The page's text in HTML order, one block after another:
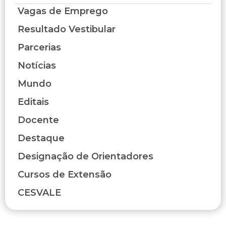
Vagas de Emprego
Resultado Vestibular
Parcerias
Notícias
Mundo
Editais
Docente
Destaque
Designação de Orientadores
Cursos de Extensão
CESVALE